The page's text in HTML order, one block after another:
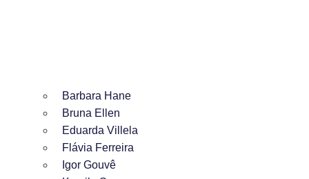
Barbara Hane
Bruna Ellen
Eduarda Villela
Flávia Ferreira
Igor Gouvê